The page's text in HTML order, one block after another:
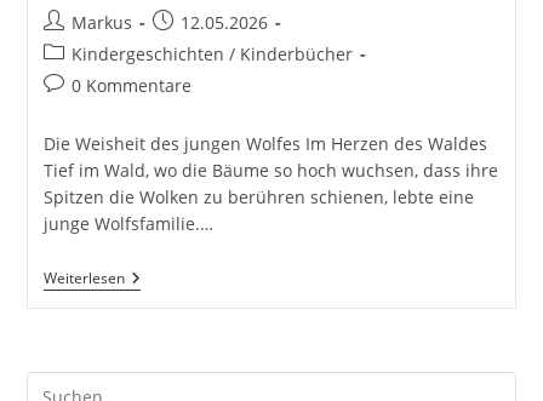
Beitrags-
Autor:
Markus
Beitrag
veröffentlicht:
12.05.2026
Beitrags-
Kategorie:
Kindergeschichten / Kinderbücher
Beitrags-
0 Kommentare
Die Weisheit des jungen Wolfes Im Herzen des Waldes
Tief im Wald, wo die Bäume so hoch wuchsen, dass ihre
Spitzen die Wolken zu berühren schienen, lebte eine
junge Wolfsfamilie.…
WeiterlesenDie
Weisheit
30